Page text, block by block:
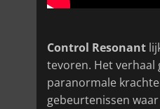
Control Resonant
tevoren. Het verhaal
paranormale
gebeurtenissen